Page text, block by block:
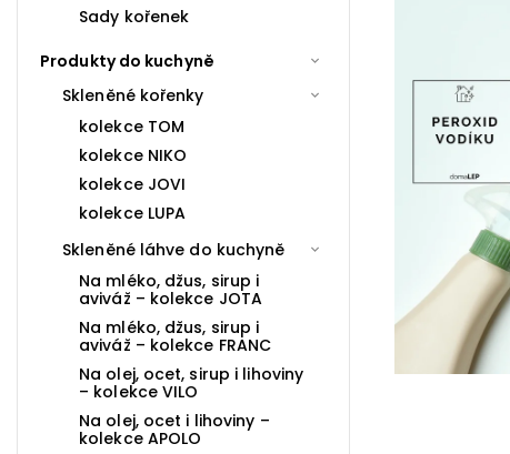
Sady kořenek
Produkty do kuchyně
Skleněné kořenky
kolekce TOM
kolekce NIKO
kolekce JOVI
kolekce LUPA
Skleněné láhve do kuchyně
Na mléko, džus, sirup i
aviváž – kolekce JOTA
Na mléko, džus, sirup i
aviváž – kolekce FRANC
Na olej, ocet, sirup i lihoviny
– kolekce VILO
Na olej, ocet i lihoviny –
kolekce APOLO